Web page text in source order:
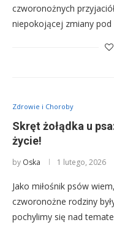
czworonożnych
niepokojącej zmiany
Zdrowie i Choroby
Skręt żołądka u
życie!
by Oska 1 lutego, 2026
Jako miłośnik psów
czworonożne rodziny
pochylimy się nad